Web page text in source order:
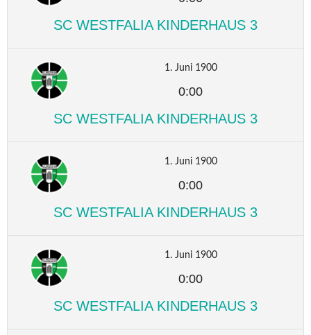
SC WESTFALIA KINDERHAUS 3
1. Juni 1900
0:00
SC WESTFALIA KINDERHAUS 3
1. Juni 1900
0:00
SC WESTFALIA KINDERHAUS 3
1. Juni 1900
0:00
SC WESTFALIA KINDERHAUS 3